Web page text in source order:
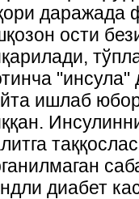
даражада
ости
"инсула"
ишлаб
диабет